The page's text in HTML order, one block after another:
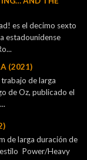
es el decimo sexto
estadounidense
(2021)
de larga
de Oz, publicado el
de larga duración de
Power/Heavy